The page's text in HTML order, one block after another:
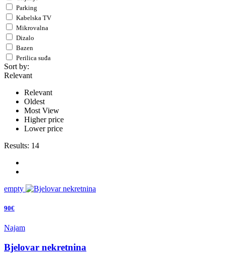
Parking
Kabelska TV
Mikrovalna
Dizalo
Bazen
Perilica suđa
Sort by:
Relevant
Relevant
Oldest
Most View
Higher price
Lower price
Results: 14
empty
90€
Najam
Bjelovar nekretnina